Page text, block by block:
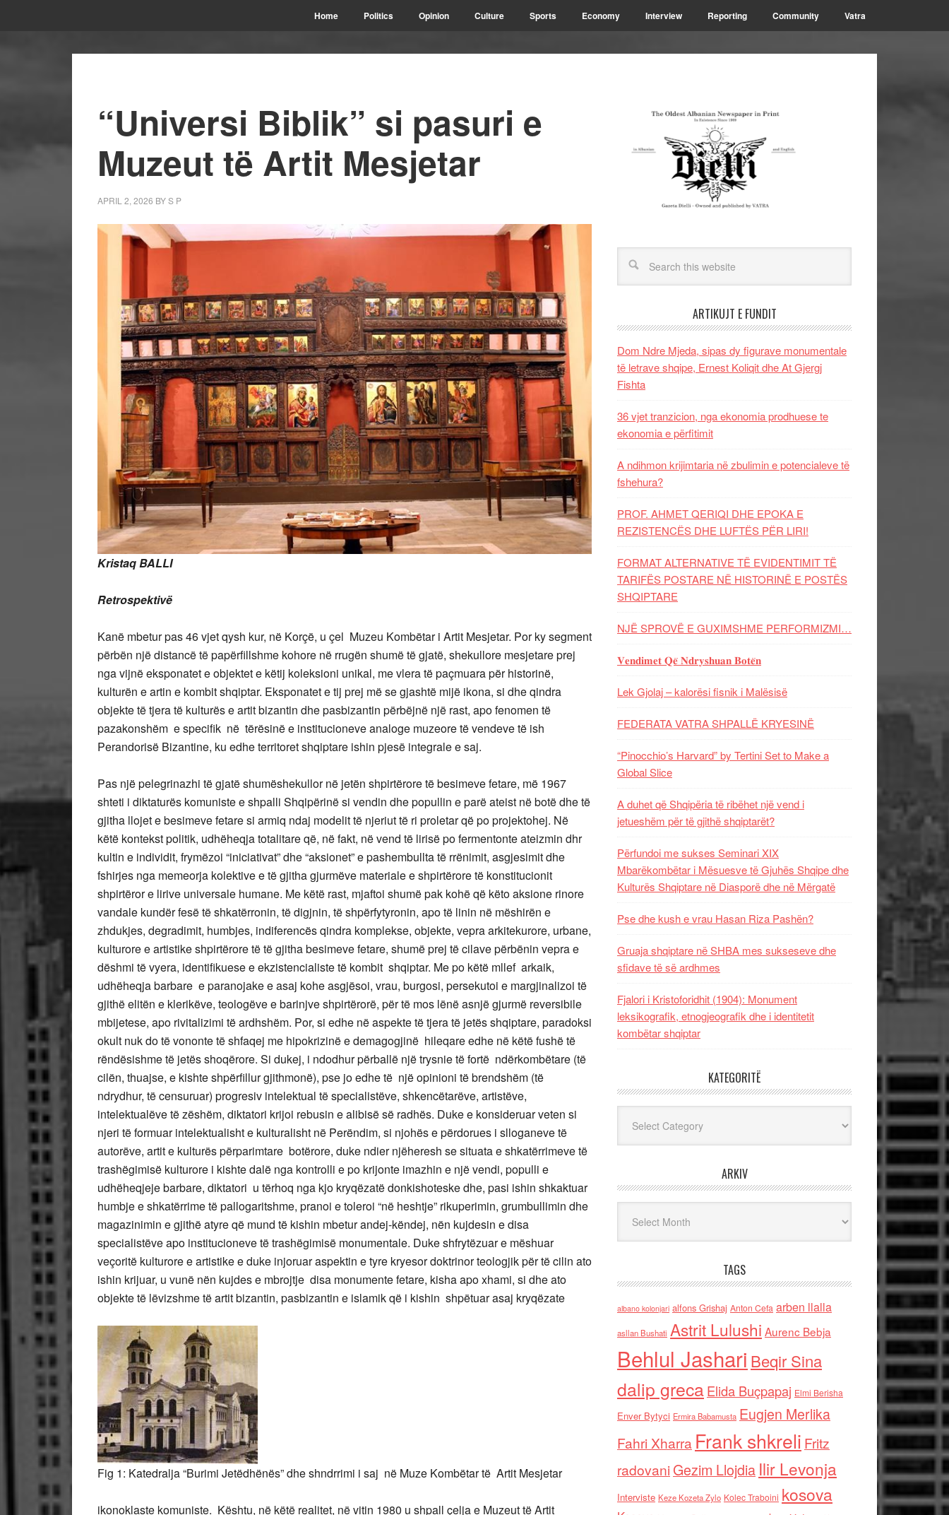
Home Politics Opinion Culture Sports Economy Interview Reporting Community Vatra
“Universi Biblik” si pasuri e
Muzeut të Artit Mesjetar
APRIL 2, 2026 BYS P
Kristaq BALLI
Retrospektivë
Kanë mbetur pas 46 vjet qysh kur, në Korçë, u çel Muzeu Kombëtar i Artit Mesjetar. Por ky segment
përbën një distancë të papërfillshme kohore në rrugën shumë të gjatë, shekullore mesjetare prej
nga vijnë eksponatet e objektet e këtij koleksioni unikal, me vlera të paçmuara për historinë,
kulturën e artin e kombit shqiptar. Eksponatet e tij prej më se gjashtë mijë ikona, si dhe qindra
objekte të tjera të kulturës e artit bizantin dhe pasbizantin përbëjnë një rast, apo fenomen të
pazakonshëm e specifik në tërësinë e institucioneve analoge muzeore të vendeve të ish
Perandorisë Bizantine, ku edhe territoret shqiptare ishin pjesë integrale e saj.
Pas një pelegrinazhi të gjatë shumëshekullor në jetën shpirtërore të besimeve fetare, më 1967
shteti i diktaturës komuniste e shpalli Shqipërinë si vendin dhe popullin e parë ateist në botë dhe të
gjitha llojet e besimeve fetare si armiq ndaj modelit të njeriut të ri proletar që po projektohej. Në
këtë kontekst politik, udhëheqja totalitare që, në fakt, në vend të lirisë po fermentonte ateizmin dhr
kultin e individit, frymëzoi “iniciativat” dhe “aksionet” e pashembullta të rrënimit, asgjesimit dhe
fshirjes nga memeorja kolektive e të gjitha gjurmëve materiale e shpirtërore të konstitucionit
shpirtëror e lirive universale humane. Me këtë rast, mjaftoi shumë pak kohë që këto aksione rinore
vandale kundër fesë të shkatërronin, të digjnin, të shpërfytyronin, apo të linin në mëshirën e
zhdukjes, degradimit, humbjes, indiferencës qindra komplekse, objekte, vepra arkitekurore, urbane,
kulturore e artistike shpirtërore të të gjitha besimeve fetare, shumë prej të cilave përbënin vepra e
dëshmi të vyera, identifikuese e ekzistencialiste të kombit shqiptar. Me po këtë mllef arkaik,
udhëheqja barbare e paranojake e asaj kohe asgjësoi, vrau, burgosi, persekutoi e margjinalizoi të
gjithë elitën e klerikëve, teologëve e barinjve shpirtërorë, për të mos lënë asnjë gjurmë reversibile
mbijetese, apo rivitalizimi të ardhshëm. Por, si edhe në aspekte të tjera të jetës shqiptare, paradoksi
okult nuk do të vononte të shfaqej me hipokrizinë e demagogjinë hileqare edhe në këtë fushë të
rëndësishme të jetës shoqërore. Si dukej, i ndodhur përballë një trysnie të fortë ndërkombëtare (të
cilën, thuajse, e kishte shpërfillur gjithmonë), pse jo edhe të një opinioni të brendshëm (të
ndrydhur, të censuruar) progresiv intelektual të specialistëve, shkencëtarëve, artistëve,
intelektualëve të zëshëm, diktatori krijoi rebusin e alibisë së radhës. Duke e konsideruar veten si
njeri të formuar intelektualisht e kulturalisht në Perëndim, si njohës e përdorues i slloganeve të
autorëve, artit e kulturës përparimtare botërore, duke ndier njëheresh se situata e shkatërrimeve të
trashëgimisë kulturore i kishte dalë nga kontrolli e po krijonte imazhin e një vendi, populli e
udhëheqjeje barbare, diktatori u tërhoq nga kjo kryqëzatë donkishoteske dhe, pasi ishin shkaktuar
humbje e shkatërrime të pallogaritshme, pranoi e toleroi “në heshtje” rikuperimin, grumbullimin dhe
magazinimin e gjithë atyre që mund të kishin mbetur andej-këndej, nën kujdesin e disa
specialistëve apo institucioneve të trashëgimisë monumentale. Duke shfrytëzuar e mëshuar
veçoritë kulturore e artistike e duke injoruar aspektin e tyre kryesor doktrinor teologjik për të cilin ato
ishin krijuar, u vunë nën kujdes e mbrojtje disa monumente fetare, kisha apo xhami, si dhe ato
objekte të lëvizshme të artit bizantin, pasbizantin e islamik që i kishin shpëtuar asaj kryqëzate
Fig 1: Katedralja “Burimi Jetëdhënës” dhe shndrrimi i saj në Muze Kombëtar të Artit Mesjetar
ikonoklaste komuniste. Kështu, në këtë realitet, në vitin 1980 u shpall çelja e Muzeut të Artit
ARTIKUJT E FUNDIT
Dom Ndre Mjeda, sipas dy figurave monumentale
të letrave shqipe, Ernest Koliqit dhe At Gjergj
Fishta
36 vjet tranzicion, nga ekonomia prodhuese te
ekonomia e përfitimit
A ndihmon krijimtaria në zbulimin e potencialeve të
fshehura?
PROF. AHMET QERIQI DHE EPOKA E
REZISTENCЁS DHE LUFTЁS PЁR LIRI!
FORMAT ALTERNATIVE TË EVIDENTIMIT TË
TARIFËS POSTARE NË HISTORINË E POSTËS
SHQIPTARE
NJË SPROVË E GUXIMSHME PERFORMIZMI…
𝐕𝐞𝐧𝐝𝐢𝐦𝐞𝐭 𝐐𝐞̈ 𝐍𝐝𝐫𝐲𝐬𝐡𝐮𝐚𝐧 𝐁𝐨𝐭𝐞̈𝐧
Lek Gjolaj – kalorësi fisnik i Malësisë
FEDERATA VATRA SHPALLË KRYESINË
“Pinocchio’s Harvard” by Tertini Set to Make a
Global Slice
A duhet që Shqipëria të ribëhet një vend i
jetueshëm për të gjithë shqiptarët?
Përfundoi me sukses Seminari XIX
Mbarëkombëtar i Mësuesve të Gjuhës Shqipe dhe
Kulturës Shqiptare në Diasporë dhe në Mërgatë
Pse dhe kush e vrau Hasan Riza Pashën?
Gruaja shqiptare në SHBA mes sukseseve dhe
sfidave të së ardhmes
Fjalori i Kristoforidhit (1904): Monument
leksikografik, etnogjeografik dhe i identitetit
kombëtar shqiptar
KATEGORITË
ARKIV
TAGS
albano kolonjari alfons Grishaj Anton Cefa arben llalla
asllan Bushati Astrit Lulushi Aurenc Bebja
Behlul Jashari Beqir Sina
dalip grecaElida Buçpapaj Elmi Berisha
Enver Bytyci Ermira Babamusta Eugjen Merlika
Fahri Xharra Frank shkreli Fritz
radovaniGezim Llojdia Ilir Levonja
Interviste Keze Kozeta Zylo Kolec Traboini kosova